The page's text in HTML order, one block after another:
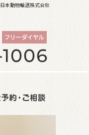
本動物輸送株式会社